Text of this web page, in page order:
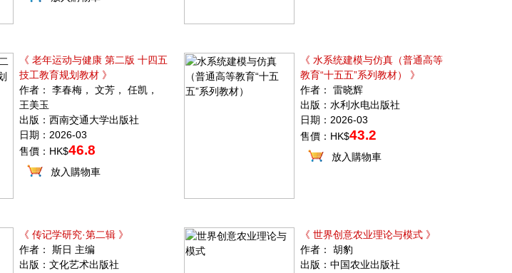
《 老年运动与健康 第二版 十四五
技工教育规划教材 》
作者： 李春梅， 文芳， 任凯，
王美玉
出版：西南交通大学出版社
日期：2026-03
售價：HK$46.8
放入購物車
《 水系统建模与仿真（普通高等
教育“十五五”系列教材） 》
作者： 雷晓辉
出版：水利水电出版社
日期：2026-03
售價：HK$43.2
放入購物車
《 传记学研究·第二辑 》
作者： 斯日 主编
出版：文化艺术出版社
《 世界创意农业理论与模式 》
作者： 胡豹
出版：中国农业出版社